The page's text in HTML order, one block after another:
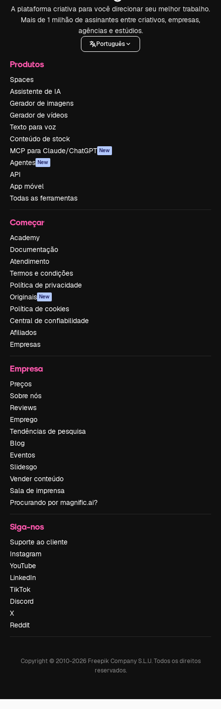
A plataforma criativa para você direcionar seu melhor trabalho.
Mais de 1 milhão de assinantes entre criativos, empresas,
agências e estúdios.
Português
Produtos
Spaces
Assistente de IA
Gerador de imagens
Gerador de vídeos
Texto para voz
Conteúdo de stock
MCP para Claude/ChatGPT New
Agentes New
API
App móvel
Todas as ferramentas
Começar
Academy
Documentação
Atendimento
Termos e condições
Política de privacidade
Originais New
Política de cookies
Central de confiabilidade
Afiliados
Empresas
Empresa
Preços
Sobre nós
Reviews
Emprego
Tendências de pesquisa
Blog
Eventos
Slidesgo
Vender conteúdo
Sala de imprensa
Procurando por magnific.ai?
Siga-nos
Suporte ao cliente
Instagram
YouTube
LinkedIn
TikTok
Discord
X
Reddit
Copyright © 2010-2026Freepik Company S.L.U. Todos os direitos
reservados.